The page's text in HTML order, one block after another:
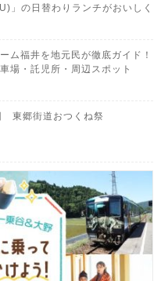
」の日替わりランチがおいしく
ム福井を地元民が徹底ガイド！
場・託児所・周辺スポット
東郷街道おつくね祭